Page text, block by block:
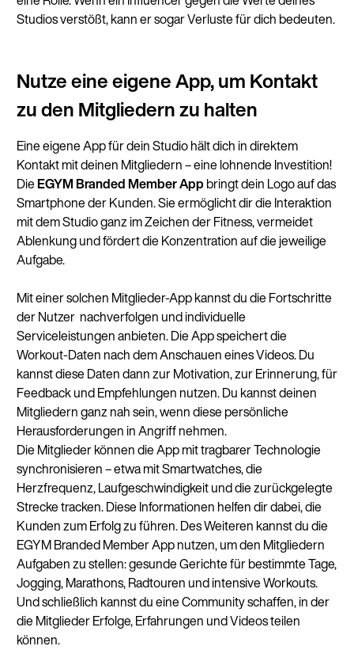
Studios verstößt, kann er sogar Verluste für dich bedeuten.
Nutze eine eigene App, um Kontakt
zu den Mitgliedern zu halten
Eine eigene App für dein Studio hält dich in direktem
Kontakt mit deinen Mitgliedern – eine lohnende Investition!
DieEGYM Branded Member App bringt dein Logo auf das
Smartphone der Kunden. Sie ermöglicht dir die Interaktion
mit dem Studio ganz im Zeichen der Fitness, vermeidet
Ablenkung und fördert die Konzentration auf die jeweilige
Aufgabe.
Mit einer solchen Mitglieder-App kannst du die Fortschritte
der Nutzer nachverfolgen und individuelle
Serviceleistungen anbieten. Die App speichert die
Workout-Daten nach dem Anschauen eines Videos. Du
kannst diese Daten dann zur Motivation, zur Erinnerung, für
Feedback und Empfehlungen nutzen. Du kannst deinen
Mitgliedern ganz nah sein, wenn diese persönliche
Herausforderungen in Angriff nehmen.
Die Mitglieder können die App mit tragbarer Technologie
synchronisieren – etwa mit Smartwatches, die
Herzfrequenz, Laufgeschwindigkeit und die zurückgelegte
Strecke tracken. Diese Informationen helfen dir dabei, die
Kunden zum Erfolg zu führen.Des Weiteren kannst du die
EGYM Branded Member App nutzen, um den Mitgliedern
Aufgaben zu stellen: gesunde Gerichte für bestimmte Tage,
Jogging, Marathons, Radtouren und intensive Workouts.
Und schließlich kannst du eine Community schaffen, in der
die Mitglieder Erfolge, Erfahrungen und Videos teilen
können.